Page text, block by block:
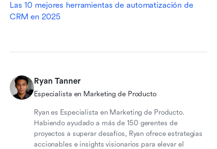
Las 10 mejores herramientas de automatización de
CRM en 2025
Ryan Tanner
Especialista en Marketing de Producto
Ryan es Especialista en Marketing de Producto.
Habiendo ayudado a más de 150 gerentes de
proyectos a superar desafíos, Ryan ofrece estrategias
accionables e insights visionarios para elevar el